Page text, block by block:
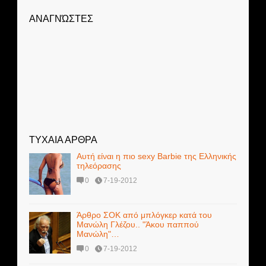
ΑΝΑΓΝΏΣΤΕΣ
ΤΥΧΑΙΑ ΑΡΘΡΑ
Αυτή είναι η πιο sexy Barbie της Ελληνικής
τηλεόρασης
0 7-19-2012
Άρθρο ΣΟΚ από μπλόγκερ κατά του
Μανώλη Γλέζου.. "Άκου παππού
Μανώλη"…
0 7-19-2012